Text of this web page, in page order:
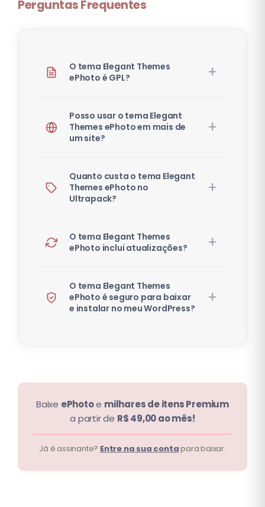
Perguntas Frequentes
O tema Elegant Themes
ePhoto é GPL?
Posso usar o tema Elegant
Themes ePhoto em mais de
um site?
Quanto custa o tema Elegant
Themes ePhoto no
Ultrapack?
O tema Elegant Themes
ePhoto inclui atualizações?
O tema Elegant Themes
ePhoto é seguro para baixar
e instalar no meu WordPress?
Baixe ePhotoe milhares de itens Premium
a partir de R$ 49,00 ao mês!
Já é assinante? Entre na sua contapara baixar.